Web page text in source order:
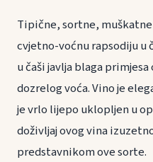
Tipične, sortne,
cvjetno-voćnu rapsodiju u
u čaši javlja blaga
dozrelog voća. Vino je
je vrlo lijepo uklopljen u
doživljaj ovog vina
predstavnikom ove sorte.